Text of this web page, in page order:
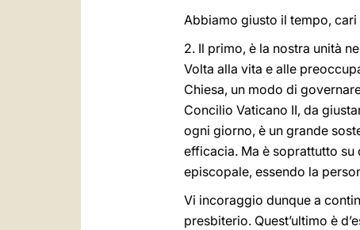
Abbiamo giusto il tempo, cari
2. Il primo, è la nostra unità
Volta alla vita e alle
Chiesa, un modo di
Concilio Vaticano II, da
ogni giorno, è un grande
efficacia. Ma è soprattutto
episcopale, essendo la
Vi incoraggio dunque a
presbiterio. Quest’ultimo è